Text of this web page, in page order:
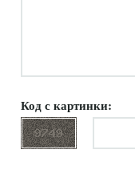
Код с картинки: